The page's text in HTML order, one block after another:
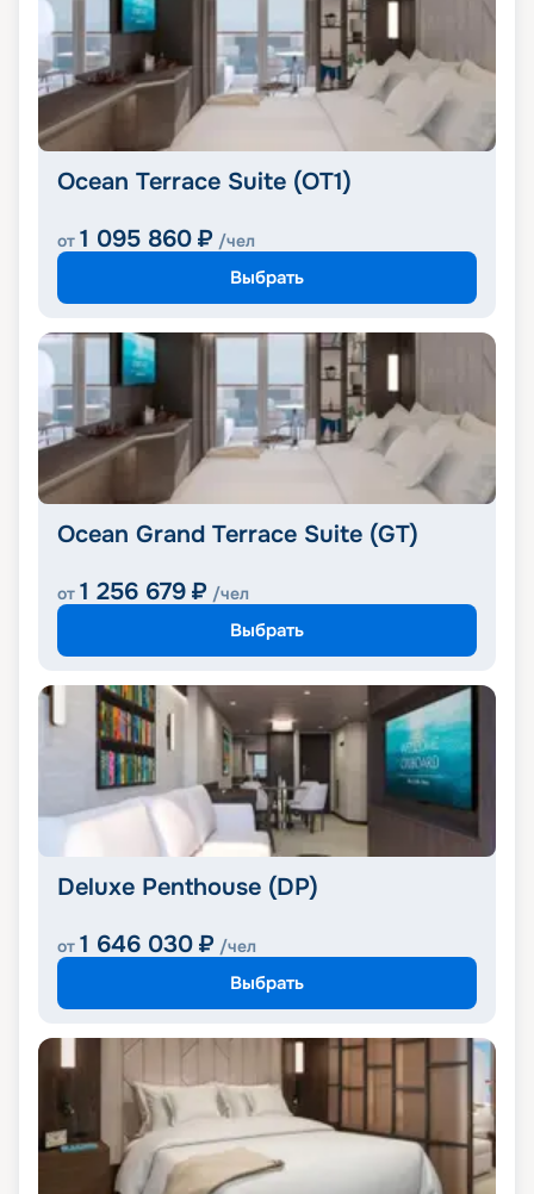
Ocean Terrace Suite (OT1)
от 1 095 860 ₽ /чел
Выбрать
Ocean Grand Terrace Suite (GT)
от 1 256 679 ₽ /чел
Выбрать
Deluxe Penthouse (DP)
от 1 646 030 ₽ /чел
Выбрать